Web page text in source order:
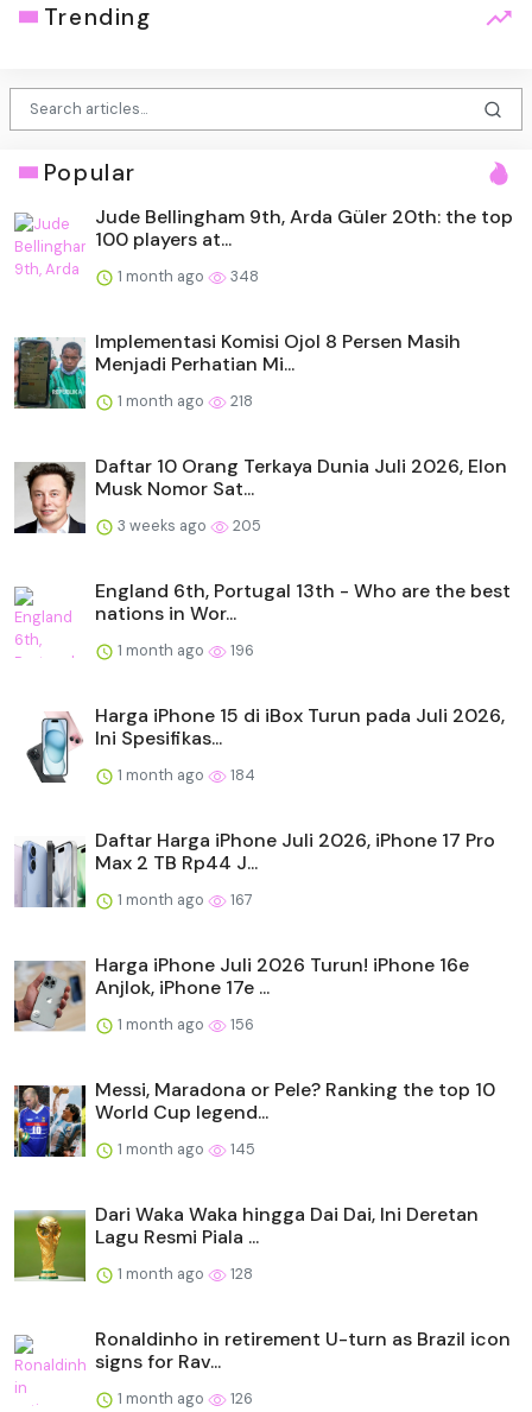
Trending
Popular
Jude Bellingham 9th, Arda Güler 20th: the top
100 players at...
1 month ago 348
Implementasi Komisi Ojol 8 Persen Masih
Menjadi Perhatian Mi...
1 month ago 218
Daftar 10 Orang Terkaya Dunia Juli 2026, Elon
Musk Nomor Sat...
3 weeks ago 205
England 6th, Portugal 13th - Who are the best
nations in Wor...
1 month ago 196
Harga iPhone 15 di iBox Turun pada Juli 2026,
Ini Spesifikas...
1 month ago 184
Daftar Harga iPhone Juli 2026, iPhone 17 Pro
Max 2 TB Rp44 J...
1 month ago 167
Harga iPhone Juli 2026 Turun! iPhone 16e
Anjlok, iPhone 17e ...
1 month ago 156
Messi, Maradona or Pele? Ranking the top 10
World Cup legend...
1 month ago 145
Dari Waka Waka hingga Dai Dai, Ini Deretan
Lagu Resmi Piala ...
1 month ago 128
Ronaldinho in retirement U-turn as Brazil icon
signs for Rav...
1 month ago 126